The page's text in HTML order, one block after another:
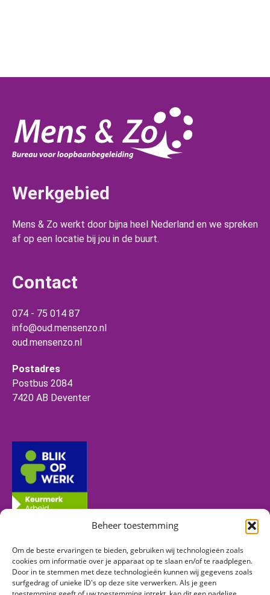
Beheer toestemming
Om de beste ervaringen te bieden, gebruiken wij technologieën zoals
cookies om informatie over je apparaat op te slaan en/of te raadplegen.
Door in te stemmen met deze technologieën kunnen wij gegevens zoals
surfgedrag of unieke ID's op deze site verwerken. Als je geen
Werkgebied
Mens & Zo werkt door bijna heel Nederland en we spreken
af op een locatie bij jou in de buurt.
Contact
074 - 75 014 87
info@oud.mensenzo.nl
oud.mensenzo.nl
Postadres
Postbus 2084
7420 AB Deventer
Volg ons